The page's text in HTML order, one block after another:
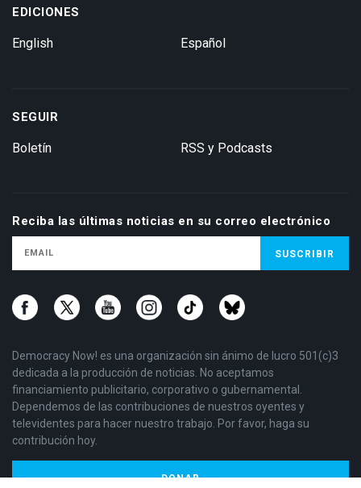
EDICIONES
English Español
SEGUIR
Boletín RSS y Podcasts
Reciba las últimas noticias en su correo electrónico
Democracy Now! es una organización sin ánimo de lucro 501(c)3
dedicada a la producción de noticias. No aceptamos
financiamiento publicitario, corporativo o gubernamental.
Dependemos de las contribuciones de nuestros oyentes y
televidentes para hacer nuestro trabajo. Por favor, haga su
contribución hoy.
DONAR